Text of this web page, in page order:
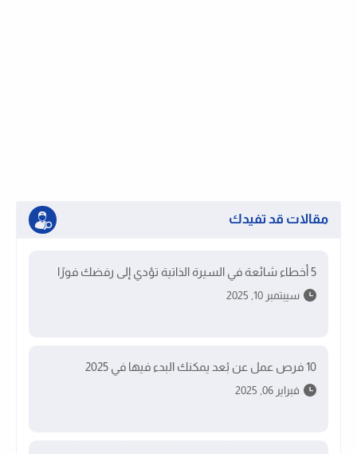
مقالات قد تفيدك
5 أخطاء شائعة في السيرة الذاتية تؤدي إلى رفضك فورًا
سيبتمبر 10, 2025
10 فرص عمل عن بُعد يمكنك البدء فيها في 2025
فبراير 06, 2025